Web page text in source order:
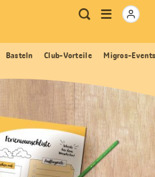
Meta
Navigation
Suche
Menu
öffnen
Basteln Club-Vorteile Migros-